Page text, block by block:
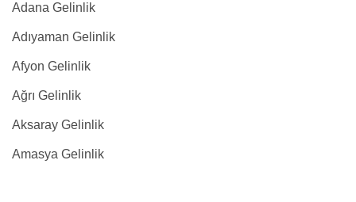
Adana Gelinlik
Adıyaman Gelinlik
Afyon Gelinlik
Ağrı Gelinlik
Aksaray Gelinlik
Amasya Gelinlik